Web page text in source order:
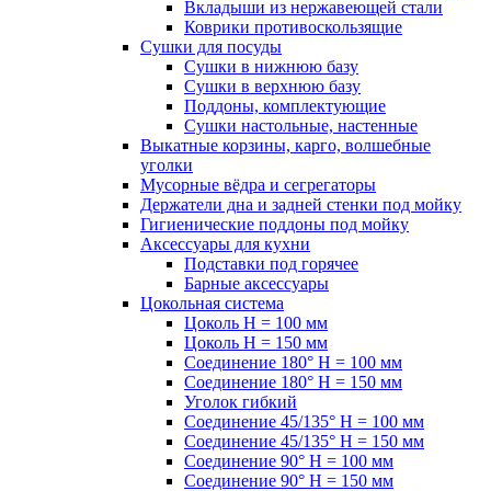
Вкладыши из нержавеющей стали
Коврики противоскользящие
Сушки для посуды
Сушки в нижнюю базу
Сушки в верхнюю базу
Поддоны, комплектующие
Сушки настольные, настенные
Выкатные корзины, карго, волшебные
уголки
Мусорные вёдра и сегрегаторы
Держатели дна и задней стенки под мойку
Гигиенические поддоны под мойку
Аксессуары для кухни
Подставки под горячее
Барные аксессуары
Цокольная система
Цоколь H = 100 мм
Цоколь H = 150 мм
Соединение 180° H = 100 мм
Соединение 180° H = 150 мм
Уголок гибкий
Соединение 45/135° H = 100 мм
Соединение 45/135° H = 150 мм
Соединение 90° H = 100 мм
Соединение 90° H = 150 мм